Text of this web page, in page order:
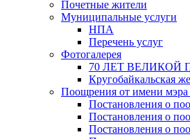
Почетные жители
Муниципальные услуги
НПА
Перечень услуг
Фотогалерея
70 ЛЕТ ВЕЛИКОЙ
Кругобайкальская
Поощрения от имени мэра
Постановления о
Постановления о
Постановления о